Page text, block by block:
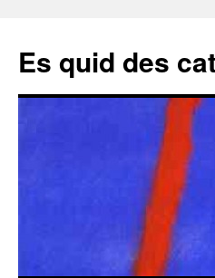
Es quid des